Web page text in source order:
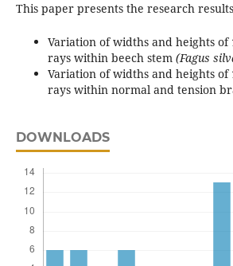
This paper presents the research
Variation of widths and heights of
rays within beech stem (Fagus
Variation of widths and heights of
rays within normal and tension
DOWNLOADS